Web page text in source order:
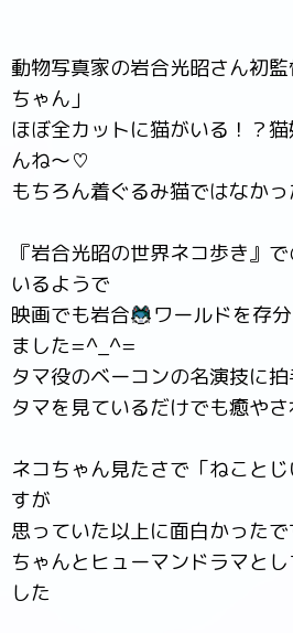
動物写真家の岩合光昭さん初
ちゃん」
ほぼ全カットに猫がいる！？
んね～♡
もちろん着ぐるみ猫ではなかっ
『岩合光昭の世界ネコ歩き』
いるようで
映画でも岩合
ワールドを存
ました=^_^=
タマ役のベーコンの名演技に拍
タマを見ているだけでも癒や
ネコちゃん見たさで「ねこと
すが
思っていた以上に面白かったで
ちゃんとヒューマンドラマと
した